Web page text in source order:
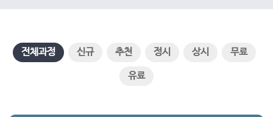
전체과정 신규 추천 정시 상시 무료
유료